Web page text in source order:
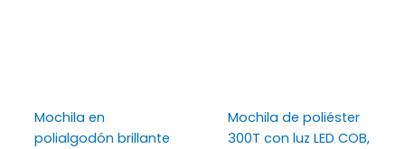
Mochila en
polialgodón brillante
Mochila de poliéster
300T con luz LED COB,